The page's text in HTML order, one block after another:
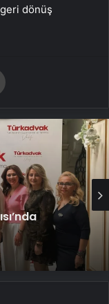
dönüş
uyum